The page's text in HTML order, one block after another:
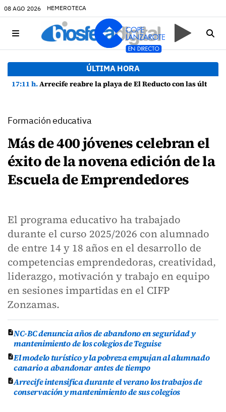
08 AGO 2026 HEMEROTECA
ÚLTIMA HORA
17:11 h.Arrecife reabre la playa de El Reducto con las últimas analíticas mostrando "una buena calidad de las aguas para el baño"
Formación educativa
Más de 400 jóvenes celebran el
éxito de la novena edición de la
Escuela de Emprendedores
El programa educativo ha trabajado
durante el curso 2025/2026 con alumnado
de entre 14 y 18 años en el desarrollo de
competencias emprendedoras, creatividad,
liderazgo, motivación y trabajo en equipo
en sesiones impartidas en el CIFP
Zonzamas.
NC-BC denuncia años de abandono en seguridad y
mantenimiento de los colegios de Teguise
El modelo turístico y la pobreza empujan al alumnado
canario a abandonar antes de tiempo
Arrecife intensifica durante el verano los trabajos de
conservación y mantenimiento de sus colegios